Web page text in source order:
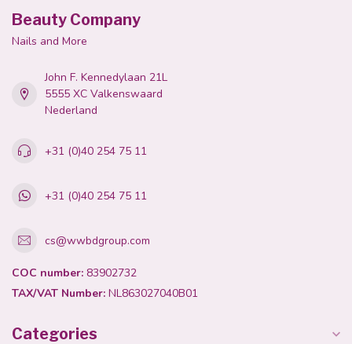
Beauty Company
Nails and More
John F. Kennedylaan 21L
5555 XC Valkenswaard
Nederland
+31 (0)40 254 75 11
+31 (0)40 254 75 11
cs@wwbdgroup.com
COC number: 83902732
TAX/VAT Number: NL863027040B01
Categories